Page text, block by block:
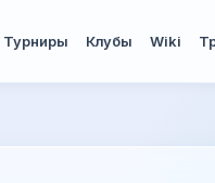
Турниры Клубы Wiki